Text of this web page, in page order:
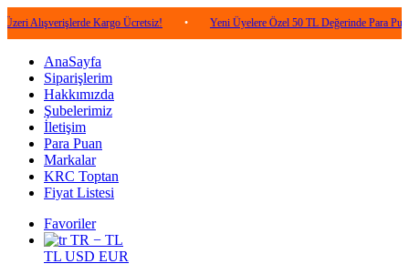
Kargo Ücretsiz! • Yeni Üyelere Özel 50 TL Değerinde Para Puan! •
AnaSayfa
Siparişlerim
Hakkımızda
Şubelerimiz
İletişim
Para Puan
Markalar
KRC Toptan
Fiyat Listesi
Favoriler
TR − TL
TL USD EUR